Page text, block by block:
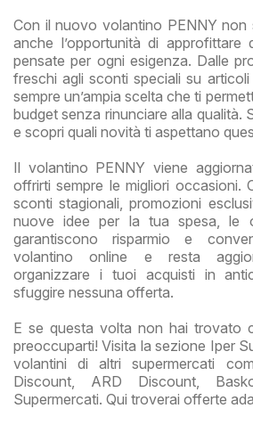
Con il nuovo volantino PENNY non
anche l’opportunità di approfittare
pensate per ogni esigenza. Dalle
freschi agli sconti speciali su
sempre un’ampia scelta che ti
budget senza rinunciare alla qualità.
e scopri quali novità ti aspettano
Il volantino PENNY viene
offrirti sempre le migliori occasioni.
sconti stagionali, promozioni
nuove idee per la tua spesa, le
garantiscono risparmio e
volantino online e resta
organizzare i tuoi acquisti in
sfuggire nessuna offerta.
E se questa volta non hai trovato
preoccuparti! Visita la sezione Iper
volantini di altri supermercati
Discount, ARD Discount,
Supermercati. Qui troverai offerte